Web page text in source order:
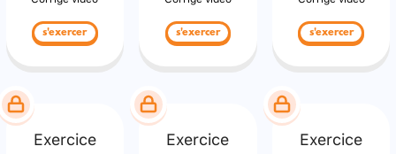
s'exercer s'exercer s'exercer
Exercice Exercice Exercice